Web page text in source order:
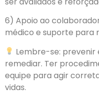
6) Apoio ao
médico e suporte para
Lembre-se: prevenir
remediar. Ter
equipe para agir
vidas.